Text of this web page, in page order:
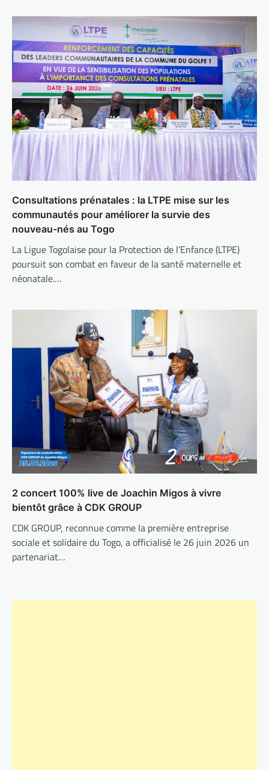
Consultations prénatales : la LTPE mise sur les
communautés pour améliorer la survie des
nouveau-nés au Togo
La Ligue Togolaise pour la Protection de l’Enfance (LTPE)
poursuit son combat en faveur de la santé maternelle et
néonatale.…
2 concert 100% live de Joachin Migos à vivre
bientôt grâce à CDK GROUP
CDK GROUP, reconnue comme la première entreprise
sociale et solidaire du Togo, a officialisé le 26 juin 2026 un
partenariat…